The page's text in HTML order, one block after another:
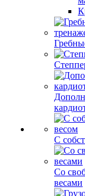
С
Со
весами